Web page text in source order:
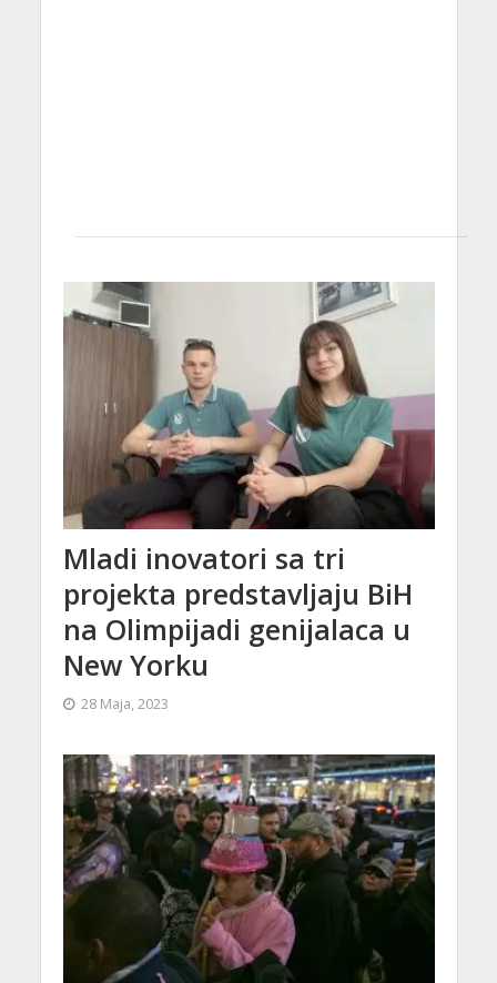
Mladi inovatori sa tri
projekta predstavljaju BiH
na Olimpijadi genijalaca u
New Yorku
28 Maja, 2023